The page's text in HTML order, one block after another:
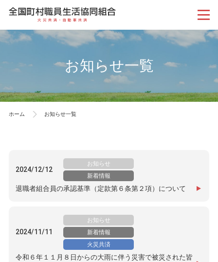
お知らせ一覧
ホーム お知らせ一覧
2024/12/12
お知らせ
新着情報
退職者組合員の承認基準（定款第６条第２項）について
2024/11/11
お知らせ
新着情報
火災共済
令和６年１１月８日からの大雨に伴う災害で被災された皆